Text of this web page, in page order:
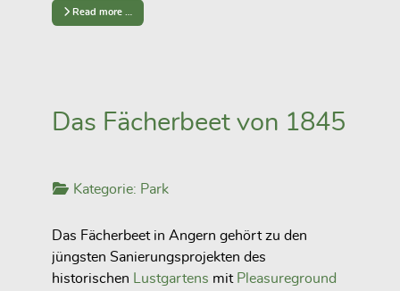
Read more …
Das Fächerbeet von 1845
Kategorie: Park
Das Fächerbeet in Angern gehört zu den
jüngsten Sanierungsprojekten des
historischen
Lustgartens mit Pleasureground